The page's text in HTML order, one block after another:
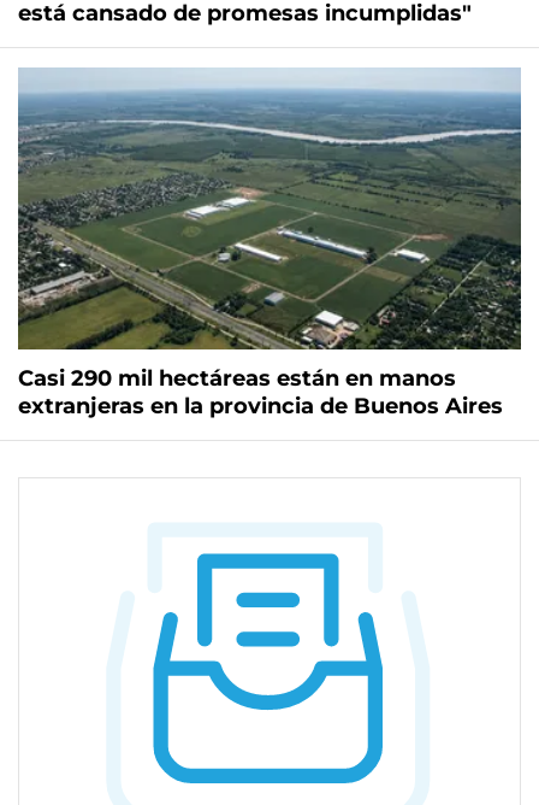
está cansado de promesas incumplidas"
Casi 290 mil hectáreas están en manos
extranjeras en la provincia de Buenos Aires